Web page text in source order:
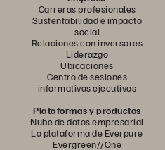
Carreras profesionales
Sustentabilidad e impacto
social
Relaciones con inversores
Liderazgo
Ubicaciones
Centro de sesiones
informativas ejecutivas
Plataformas y productos
Nube de datos empresarial
La plataforma de Everpure
Evergreen//One